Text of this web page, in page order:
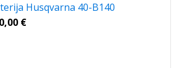
Husqvarna 40-B140
€